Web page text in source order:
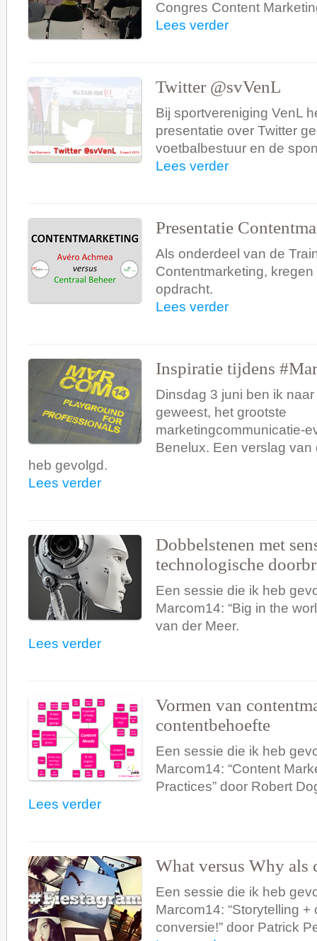
Congres Content
Lees verder
Twitter @svVenL
Bij sportvereniging VenL
presentatie over Twitter
voetbalbestuur en de
Lees verder
Presentatie
Als onderdeel van de
Contentmarketing,
opdracht.
Lees verder
Inspiratie tijdens
Dinsdag 3 juni ben ik
geweest, het grootste
marketingcommunicatie-
Benelux. Een verslag
heb gevolgd.
Lees verder
Dobbelstenen met
technologische
Een sessie die ik heb
Marcom14: “Big in the
van der Meer.
Lees verder
Vormen van
contentbehoefte
Een sessie die ik heb
Marcom14: “Content
Practices” door Robert
Lees verder
What versus Why als
Een sessie die ik heb
Marcom14: “Storytelling
conversie!” door Patrick